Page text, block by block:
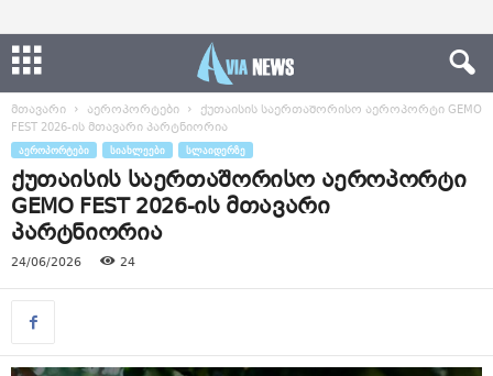
მთავარი აეროპორტები
ქუთაისის საერთაშორისო აეროპორტი GEMO
FEST 2026-ის მთავარი პარტნიორია
ᲐᲔᲠᲝᲞᲝᲠᲢᲔᲑᲘ ᲡᲘᲐᲮᲚᲔᲔᲑᲘ ᲡᲚᲐᲘᲓᲔᲠᲖᲔ
ქუთაისის საერთაშორისო აეროპორტი
GEMO FEST 2026-ის მთავარი
პარტნიორია
24/06/2026 24